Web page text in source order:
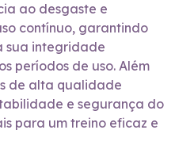
ao desgaste e
contínuo, garantindo
sua integridade
períodos de uso. Além
de alta qualidade
e segurança do
para um treino eficaz e